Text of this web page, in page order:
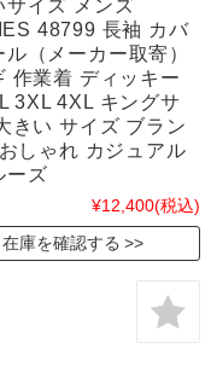
サイズ メンズ
48799 長袖 カバ
ル（メーカー取寄）
作業着 ディッキー
3XL 4XL キングサ
きい サイズ ブラン
しゃれ カジュアル
ーズ
¥12,400(税込)
在庫を確認する